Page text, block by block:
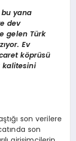
bu yana
dev
gelen Türk
Ev
köprüsü
kalitesini
son verilere
son